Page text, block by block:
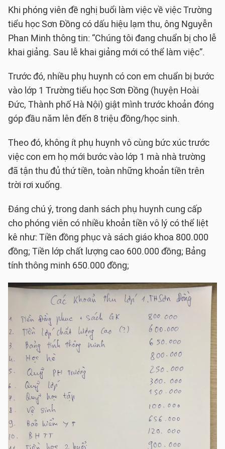
Khi phóng viên đề nghị buổi làm việc về việc Trường
tiểu học Sơn Đồng có dấu hiệu lạm thu, ông Nguyễn
Phan Minh thông tin: “Chúng tôi đang chuẩn bị cho lễ
khai giảng. Sau lễ khai giảng mới có thể làm việc”.
Trước đó, nhiều phụ huynh có con em chuẩn bị bước
vào lớp 1 Trường tiểu học Sơn Đồng (huyện Hoài
Đức, Thành phố Hà Nội) giật mình trước khoản đóng
góp đầu năm lên đến 8 triệu đồng/học sinh.
Theo đó, không ít phụ huynh vô cùng bức xúc trước
việc con em họ mới bước vào lớp 1 mà nhà trường
đã tận thu đủ thứ tiền, toàn những khoản tiền trên
trời rơi xuống.
Đáng chú ý, trong danh sách phụ huynh cung cấp
cho phóng viên có nhiều khoản tiền vô lý có thể liệt
kê như: Tiền đồng phục và sách giáo khoa 800.000
đồng; Tiền lớp chất lượng cao 600.000 đồng; Bảng
tính thông minh 650.000 đồng;